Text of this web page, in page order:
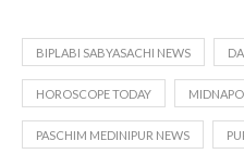
BIPLABI SABYASACHI NEWS
HOROSCOPE TODAY
PASCHIM MEDINIPUR NEWS